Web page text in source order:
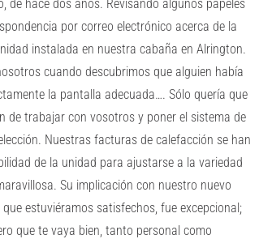
de hace dos años. Revisando algunos papeles
por correo electrónico acerca de la
instalada en nuestra cabaña en Alrington.
cuando descubrimos que alguien había
la pantalla adecuada…. Sólo quería que
de trabajar con vosotros y poner el sistema de
Nuestras facturas de calefacción se han
de la unidad para ajustarse a la variedad
Su implicación con nuestro nuevo
estuviéramos satisfechos, fue excepcional;
que te vaya bien, tanto personal como